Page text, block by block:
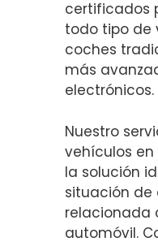
certificados
todo tipo de
coches
más
electrónicos.
Nuestro
vehículos en
la solución
situación de
relacionada
automóvil.